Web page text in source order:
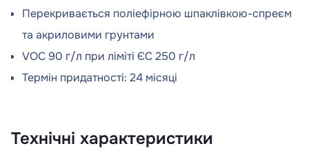
Перекривається поліефірною шпаклівкою-спреєм
та акриловими грунтами
VOC 90 г/л при ліміті ЄС 250 г/л
Термін придатності: 24 місяці
Технічні характеристики